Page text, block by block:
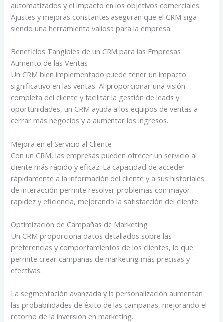
automatizados y el impacto en los objetivos comerciales.
Ajustes y mejoras constantes aseguran que el CRM siga
siendo una herramienta valiosa para la empresa.
Beneficios Tangibles de un CRM para las Empresas
Aumento de las Ventas
Un CRM bien implementado puede tener un impacto
significativo en las ventas. Al proporcionar una visión
completa del cliente y facilitar la gestión de leads y
oportunidades, un CRM ayuda a los equipos de ventas a
cerrar más negocios y a aumentar los ingresos.
Mejora en el Servicio al Cliente
Con un CRM, las empresas pueden ofrecer un servicio al
cliente más rápido y eficaz. La capacidad de acceder
rápidamente a la información del cliente y a sus historiales
de interacción permite resolver problemas con mayor
rapidez y eficiencia, mejorando la satisfacción del cliente.
Optimización de Campañas de Marketing
Un CRM proporciona datos detallados sobre las
preferencias y comportamientos de los clientes, lo que
permite crear campañas de marketing más precisas y
efectivas.
La segmentación avanzada y la personalización aumentan
las probabilidades de éxito de las campañas, mejorando el
retorno de la inversión en marketing.